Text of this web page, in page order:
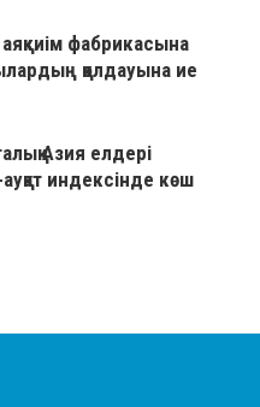
фабрикасына
қолдауына ие
Азия елдері
индексінде көш